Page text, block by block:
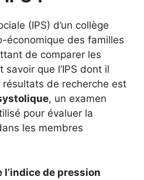
(IPS) d’un collège
économique des familles
de comparer les
que l’IPS dont il
de recherche est
, un examen
pour évaluer la
les membres
de pression